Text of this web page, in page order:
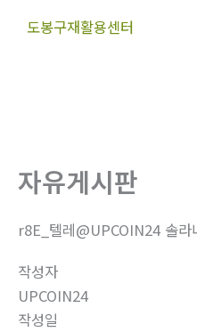
도봉구재활용센터
자유게시판
r8E_텔레@UPCOIN24 솔
작성자
UPCOIN24
작성일